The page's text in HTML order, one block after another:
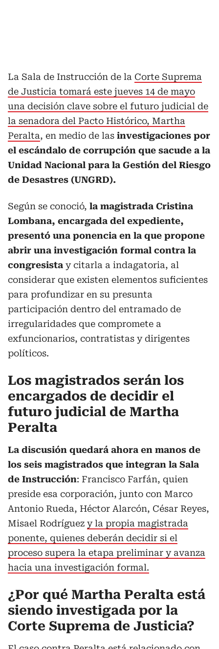
La Sala de Instrucción de la Corte Suprema
de Justicia tomará este jueves 14 de mayo
una decisión clave sobre el futuro judicial de
la senadora del Pacto Histórico, Martha
Peralta, en medio de las investigaciones por
el escándalo de corrupción que sacude a la
Unidad Nacional para la Gestión del Riesgo
de Desastres (UNGRD).
Según se conoció, la magistrada Cristina
Lombana, encargada del expediente,
presentó una ponencia en la que propone
abrir una investigación formal contra la
congresista y citarla a indagatoria, al
considerar que existen elementos suficientes
para profundizar en su presunta
participación dentro del entramado de
irregularidades que compromete a
exfuncionarios, contratistas y dirigentes
políticos.
Los magistrados serán los
encargados de decidir el
futuro judicial de Martha
Peralta
La discusión quedará ahora en manos de
los seis magistrados que integran la Sala
de Instrucción: Francisco Farfán, quien
preside esa corporación, junto con Marco
Antonio Rueda, Héctor Alarcón, César Reyes,
Misael Rodríguez y la propia magistrada
ponente, quienes deberán decidir si el
proceso supera la etapa preliminar y avanza
hacia una investigación formal.
¿Por qué Martha Peralta está
siendo investigada por la
Corte Suprema de Justicia?